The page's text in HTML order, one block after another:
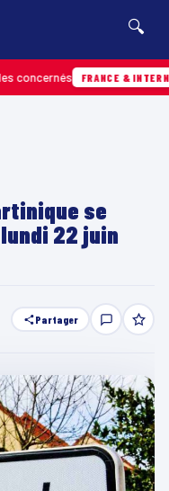
🔍
FRANCE &
se
22 juin
Partager